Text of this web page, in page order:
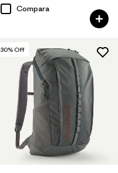
Compara
30% Off